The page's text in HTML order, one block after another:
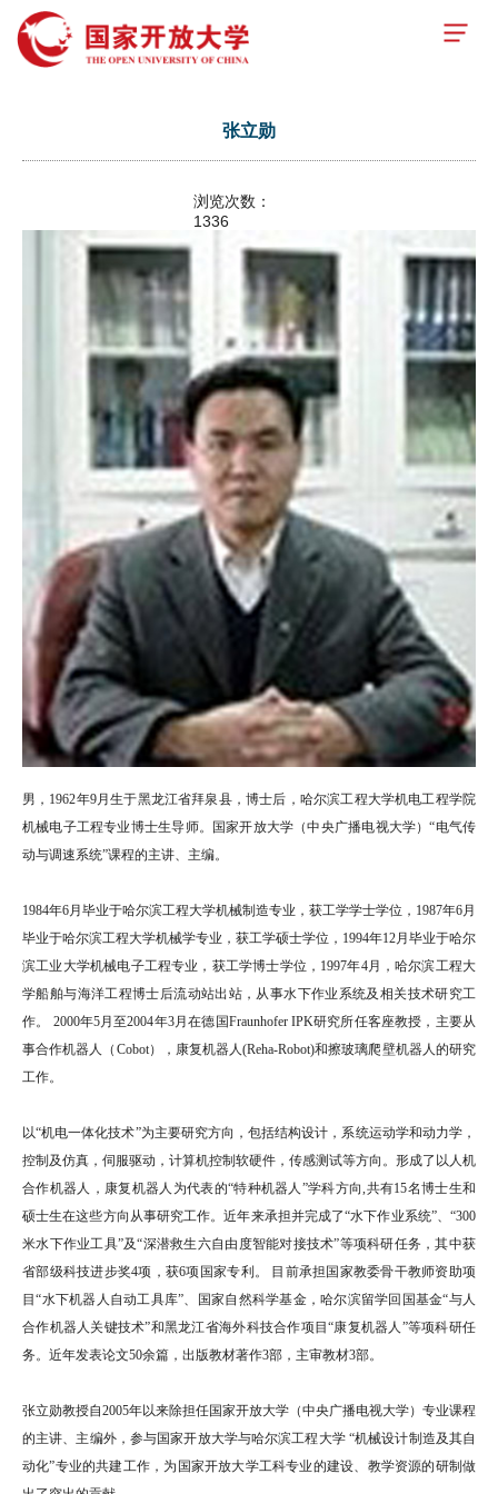
张立勋
浏览次数：
1336
男，1962年9月生于黑龙江省拜泉县，博士后，哈尔滨工程大学机电工程学院
机械电子工程专业博士生导师。国家开放大学（中央广播电视大学）“电气传
动与调速系统”课程的主讲、主编。
1984年6月毕业于哈尔滨工程大学机械制造专业，获工学学士学位，1987年6月
毕业于哈尔滨工程大学机械学专业，获工学硕士学位，1994年12月毕业于哈尔
滨工业大学机械电子工程专业，获工学博士学位，1997年4月，哈尔滨工程大
学船舶与海洋工程博士后流动站出站，从事水下作业系统及相关技术研究工
作。 2000年5月至2004年3月在德国Fraunhofer IPK研究所任客座教授，主要从
事合作机器人（Cobot），康复机器人(Reha-Robot)和擦玻璃爬壁机器人的研究
工作。
以“机电一体化技术”为主要研究方向，包括结构设计，系统运动学和动力学，
控制及仿真，伺服驱动，计算机控制软硬件，传感测试等方向。形成了以人机
合作机器人，康复机器人为代表的“特种机器人”学科方向,共有15名博士生和
硕士生在这些方向从事研究工作。近年来承担并完成了“水下作业系统”、“300
米水下作业工具”及“深潜救生六自由度智能对接技术”等项科研任务，其中获
省部级科技进步奖4项，获6项国家专利。 目前承担国家教委骨干教师资助项
目“水下机器人自动工具库”、国家自然科学基金，哈尔滨留学回国基金“与人
合作机器人关键技术”和黑龙江省海外科技合作项目“康复机器人”等项科研任
务。近年发表论文50余篇，出版教材著作3部，主审教材3部。
张立勋教授自2005年以来除担任国家开放大学（中央广播电视大学）专业课程
的主讲、主编外，参与国家开放大学与哈尔滨工程大学 “机械设计制造及其自
动化”专业的共建工作，为国家开放大学工科专业的建设、教学资源的研制做